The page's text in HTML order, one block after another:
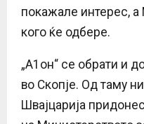
покажале интерес,
кого ќе одбере.
„А1он“ се обрати и
во Скопје. Од таму
Швајцарија